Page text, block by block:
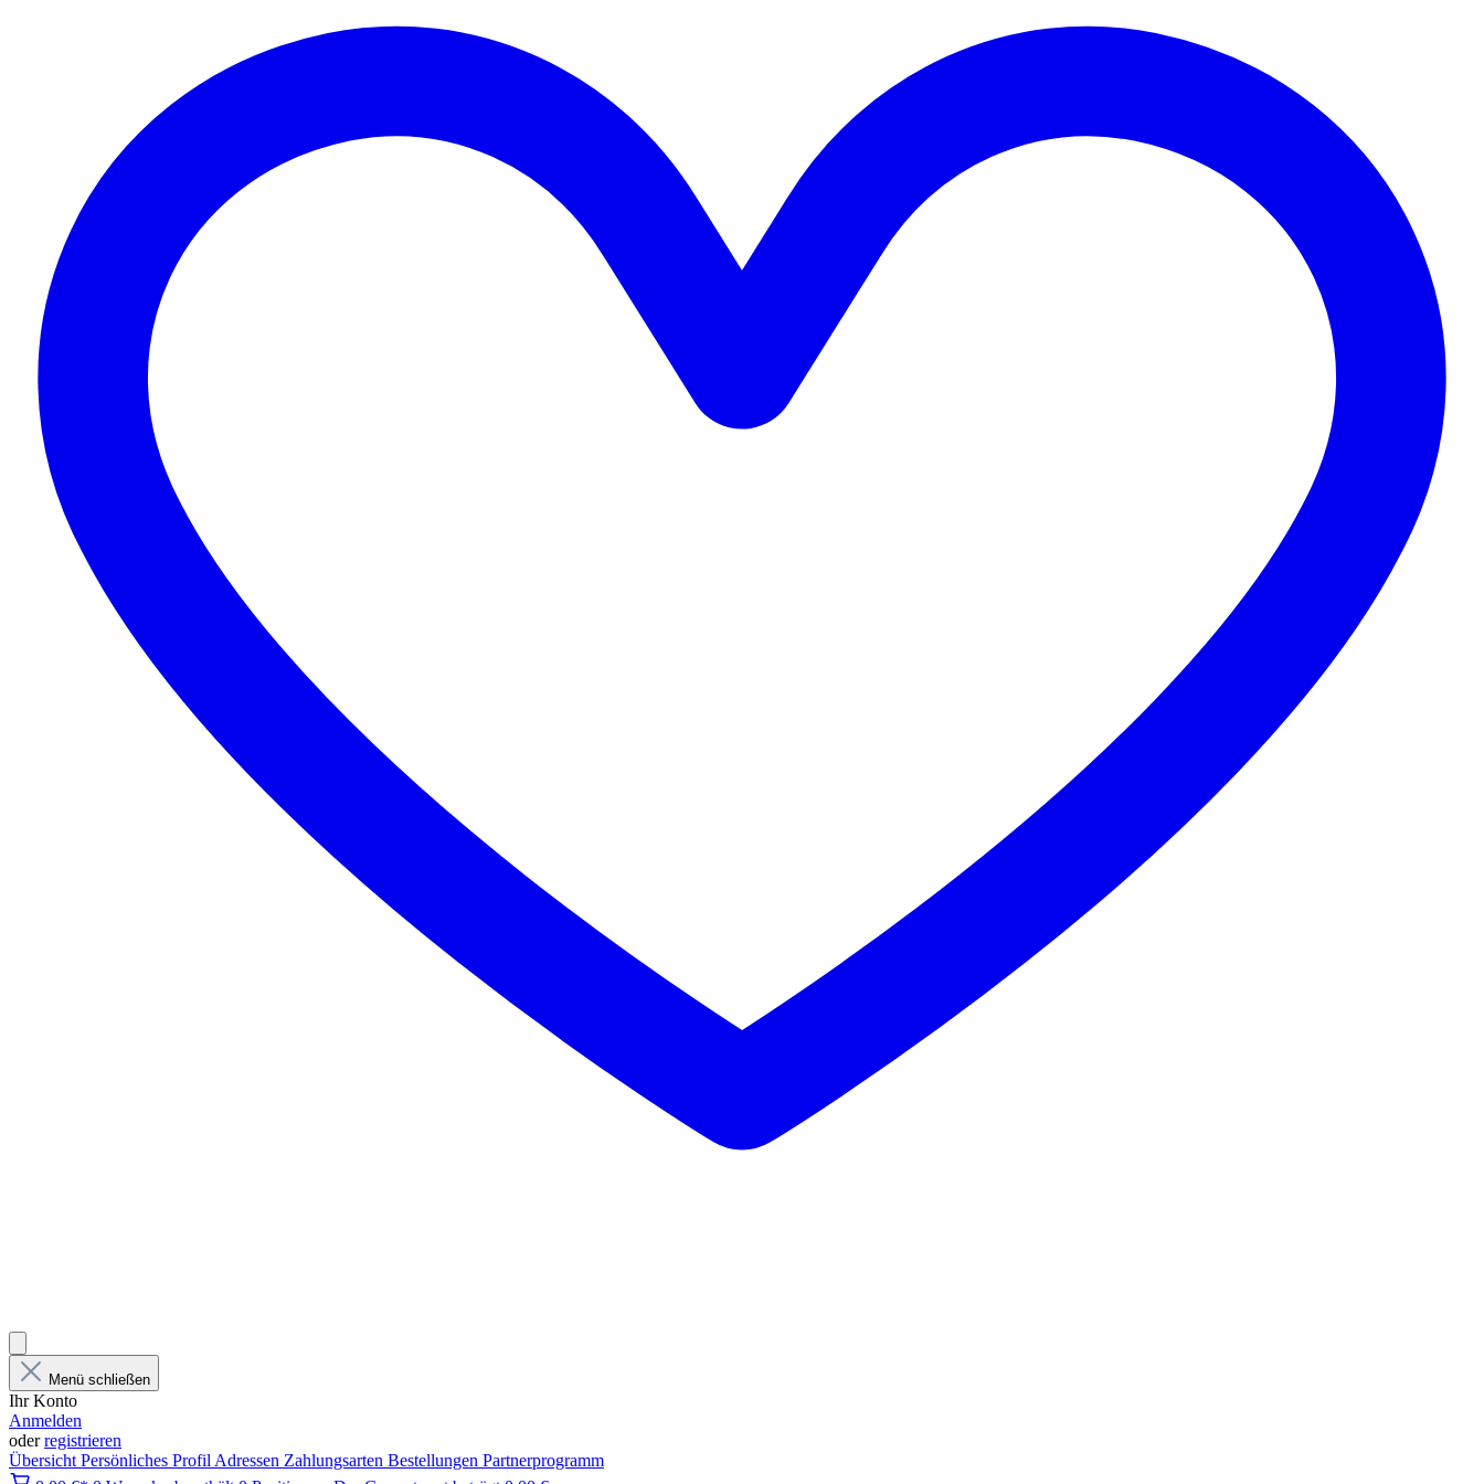
Menü schließen
Ihr Konto
Anmelden
oderregistrieren
Übersicht Persönliches Profil Adressen Zahlungsarten Bestellungen Partnerprogramm